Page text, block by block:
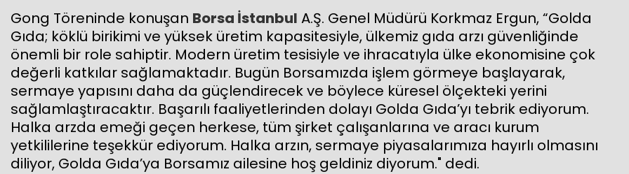
Gong Töreninde konuşan Borsa İstanbul A.Ş. Genel Müdürü Korkmaz Ergun, “Golda
Gıda; köklü birikimi ve yüksek üretim kapasitesiyle, ülkemiz gıda arzı güvenliğinde
önemli bir role sahiptir. Modern üretim tesisiyle ve ihracatıyla ülke ekonomisine çok
değerli katkılar sağlamaktadır. Bugün Borsamızda işlem görmeye başlayarak,
sermaye yapısını daha da güçlendirecek ve böylece küresel ölçekteki yerini
sağlamlaştıracaktır. Başarılı faaliyetlerinden dolayı Golda Gıda’yı tebrik ediyorum.
Halka arzda emeği geçen herkese, tüm şirket çalışanlarına ve aracı kurum
yetkililerine teşekkür ediyorum. Halka arzın, sermaye piyasalarımıza hayırlı olmasını
diliyor, Golda Gıda’ya Borsamız ailesine hoş geldiniz diyorum." dedi.